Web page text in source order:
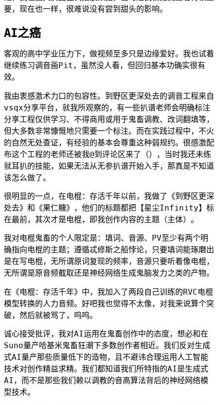
要，现在也一样，很难说没有尝到甜头的影响。
AI之癌
客观的高中学业压力下，做视频至多只是边缘爱好。我也试着
继续练习调音画Pit，虽然没人看，但回归基本功确实很有
效。
我由衷感激术力口的包容性。到野区更深处去的调音工程来自
vsqx分享平台，就我所观察的，有一些扒谱老师会明确标注
分享工程仅供学习、不得商用或用于鬼畜调教、改词翻填等，
但大多数非常慷慨地只需要一个标注。而在实践过程中，不火
的自然无处查证，有经验的基本会尊重这种弱规约。很感激配
布这个工程的老师还被我@到评论区来了（），当时我还未练
就耳扒的技能，如果无法从无参扒谱开始入手，那真是不知道
该怎么做了。
很明显的一点，在电棍：存活千年以前，我做了《到野区更深
处去》和《果仁糖》，他们的标题都把【星尘Infinity】标
在最前，其次才是电棍，即我创作内容的主题（主体）。
我对电棍鬼畜的个人限定是：填词、音源、PV至少有两个明
确指向电棍的主题；遵循忒修斯之船悖论，只要填词能琢磨出
是在写电棍，无所谓原词复现的频率，音源只要听着像电棍，
无所谓是原音频截取还是神经网络生成鬼脑发力之类的产物。
在《电棍：存活千年》中，我加入了两段自己训练的RVC电棍
模型转换的人力音频。好吧我也觉得不太像，对我来说算个突
破，然后就被骂了，呜呜。
诚心接受批评，我对AI运用在鬼畜创作中的态度，想必和在
Suno量产哈基米鬼畜狂潮下多数创作者相近。我们反对生成
式AI量产那些质量低下的造物，且不避讳合理运用人工智能
技术对创作精益求精。我们都知道我们所特指的AI是生成式
AI，而不是那些我们赖以调教的音高算法背后的神经网络模
型技术。